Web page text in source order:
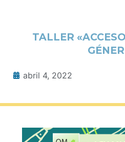
TALLER
abril 4, 2022